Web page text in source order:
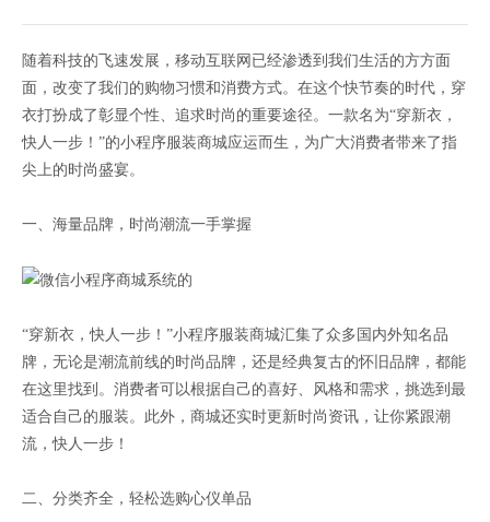
随着科技的飞速发展，移动互联网已经渗透到我们生活的方方面
面，改变了我们的购物习惯和消费方式。在这个快节奏的时代，穿
衣打扮成了彰显个性、追求时尚的重要途径。一款名为“穿新衣，
快人一步！”的小程序服装商城应运而生，为广大消费者带来了指
尖上的时尚盛宴。
一、海量品牌，时尚潮流一手掌握
“穿新衣，快人一步！”小程序服装商城汇集了众多国内外知名品
牌，无论是潮流前线的时尚品牌，还是经典复古的怀旧品牌，都能
在这里找到。消费者可以根据自己的喜好、风格和需求，挑选到最
适合自己的服装。此外，商城还实时更新时尚资讯，让你紧跟潮
流，快人一步！
二、分类齐全，轻松选购心仪单品